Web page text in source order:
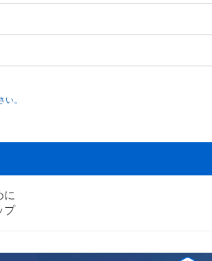
。
に
プ